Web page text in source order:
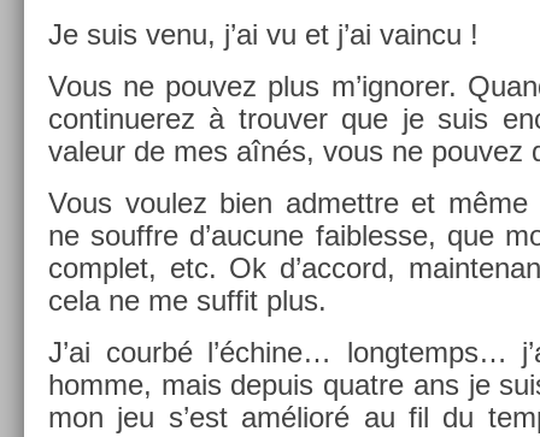
Je suis venu, j’ai vu et j’ai vain­cu !
Vous ne pouvez plus m’ig­nor­er.
con­tinuerez à trouv­er que je suis
valeur de mes aînés, vous ne pouvez
Vous voulez bien ad­mettre et
ne souffre d’aucune faib­lesse, que
com­plet, etc. Ok d’ac­cord,
cela ne me suf­fit plus.
J’ai courbé l’échine… longtemps…
homme, mais de­puis quat­re ans je
mon jeu s’est amélioré au fil du